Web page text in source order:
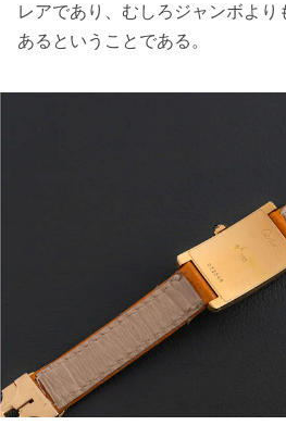
レアであり、むしろジャンボよ
あるということである。